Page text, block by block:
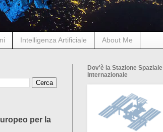
Intelligenza Artificiale About Me
per la
Dov'è la Stazione Spaziale
Internazionale